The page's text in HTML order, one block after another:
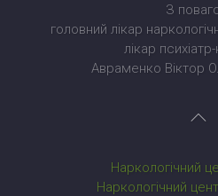
З
головний лікар
лікар
Авраменко Віктор
Наркологічний
Наркологічний